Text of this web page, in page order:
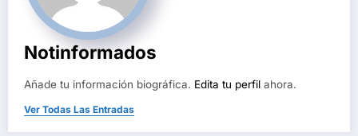
Notinformados
Añade tu información biográfica. Edita tu perfil ahora.
Ver Todas Las Entradas